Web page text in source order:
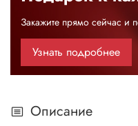
Закажите прямо сейчас и
Узнать подробнее
Описание